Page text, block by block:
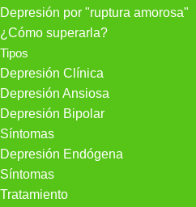
Depresión por "ruptura amorosa"
¿Cómo superarla?
Tipos
Depresión Clínica
Depresión Ansiosa
Depresión Bipolar
Síntomas
Depresión Endógena
Síntomas
Tratamiento